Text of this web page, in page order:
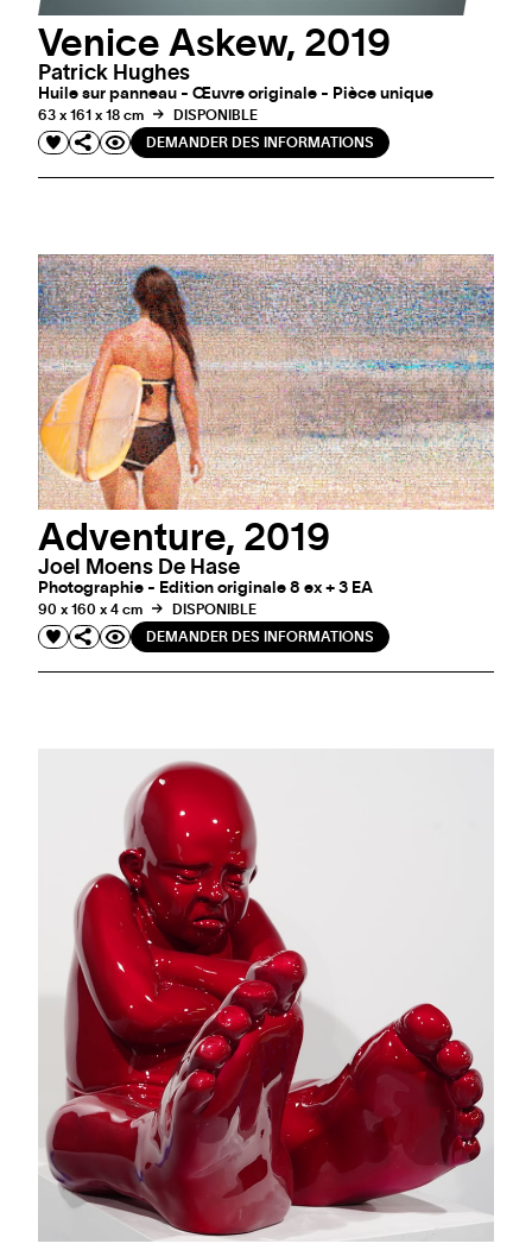
Venice Askew, 2019
Patrick Hughes
Huile sur panneau - Œuvre originale - Pièce unique
63 x 161 x 18 cm
DISPONIBLE
DEMANDER DES INFORMATIONS
Adventure, 2019
Joel Moens De Hase
Photographie - Edition originale 8 ex + 3 EA
90 x 160 x 4 cm
DISPONIBLE
DEMANDER DES INFORMATIONS